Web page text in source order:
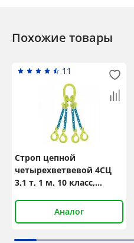
Похожие товары
11
Строп цепной
четырехветвевой 4СЦ
3,1 т, 1 м, 10 класс,
Аналог